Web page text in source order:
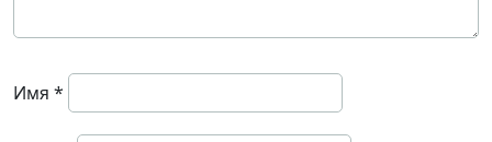
Имя *